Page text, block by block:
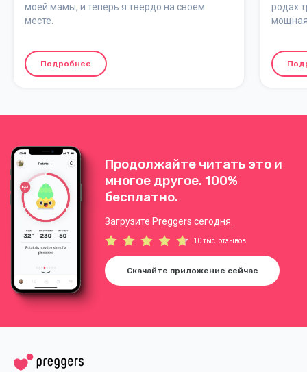
моей мамы, и теперь я твердо на своем
месте.
Подробнее
родах
мощная
Здесь
почему
Продолжайте читать это и
многое другое. 100%
бесплатно.
Загрузите Preggers сегодня.
10 тыс. отзывов
Скачайте приложение сейчас